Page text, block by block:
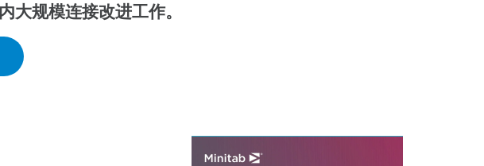
大规模连接改进工作。